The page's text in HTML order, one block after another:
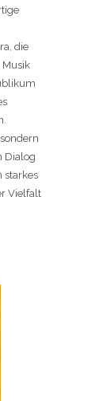
die
Musik
Dialog
starkes
Vielfalt